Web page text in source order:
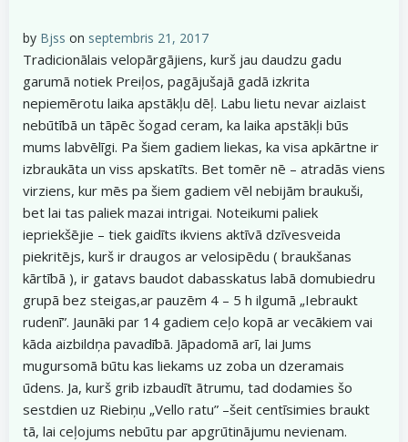
by Bjss on septembris 21, 2017
Tradicionālais velopārgājiens, kurš jau daudzu gadu
garumā notiek Preiļos, pagājušajā gadā izkrita
nepiemērotu laika apstākļu dēļ. Labu lietu nevar aizlaist
nebūtībā un tāpēc šogad ceram, ka laika apstākļi būs
mums labvēlīgi. Pa šiem gadiem liekas, ka visa apkārtne ir
izbraukāta un viss apskatīts. Bet tomēr nē – atradās viens
virziens, kur mēs pa šiem gadiem vēl nebijām braukuši,
bet lai tas paliek mazai intrigai. Noteikumi paliek
iepriekšējie – tiek gaidīts ikviens aktīvā dzīvesveida
piekritējs, kurš ir draugos ar velosipēdu ( braukšanas
kārtībā ), ir gatavs baudot dabasskatus labā domubiedru
grupā bez steigas,ar pauzēm 4 – 5 h ilgumā „Iebraukt
rudenī”. Jaunāki par 14 gadiem ceļo kopā ar vecākiem vai
kāda aizbildņa pavadībā. Jāpadomā arī, lai Jums
mugursomā būtu kas liekams uz zoba un dzeramais
ūdens. Ja, kurš grib izbaudīt ātrumu, tad dodamies šo
sestdien uz Riebiņu „Vello ratu” –šeit centīsimies braukt
tā, lai ceļojums nebūtu par apgrūtinājumu nevienam.